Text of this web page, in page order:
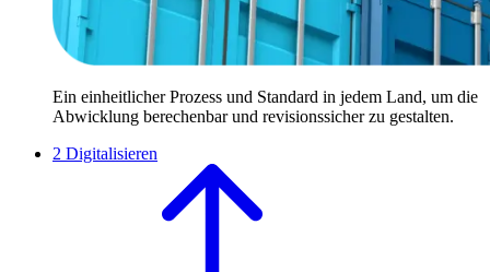
Ein einheitlicher Prozess und Standard in jedem Land, um die
Abwicklung berechenbar und revisionssicher zu gestalten.
2 Digitalisieren